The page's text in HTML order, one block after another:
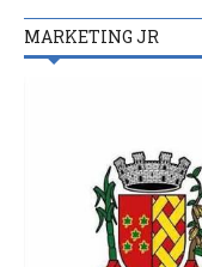
MARKETING JR